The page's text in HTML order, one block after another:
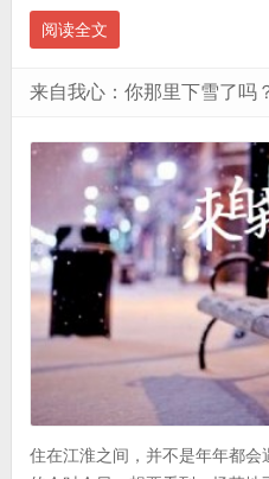
阅读全文
来自我心：你那里下雪了吗
住在江淮之间，并不是年年都